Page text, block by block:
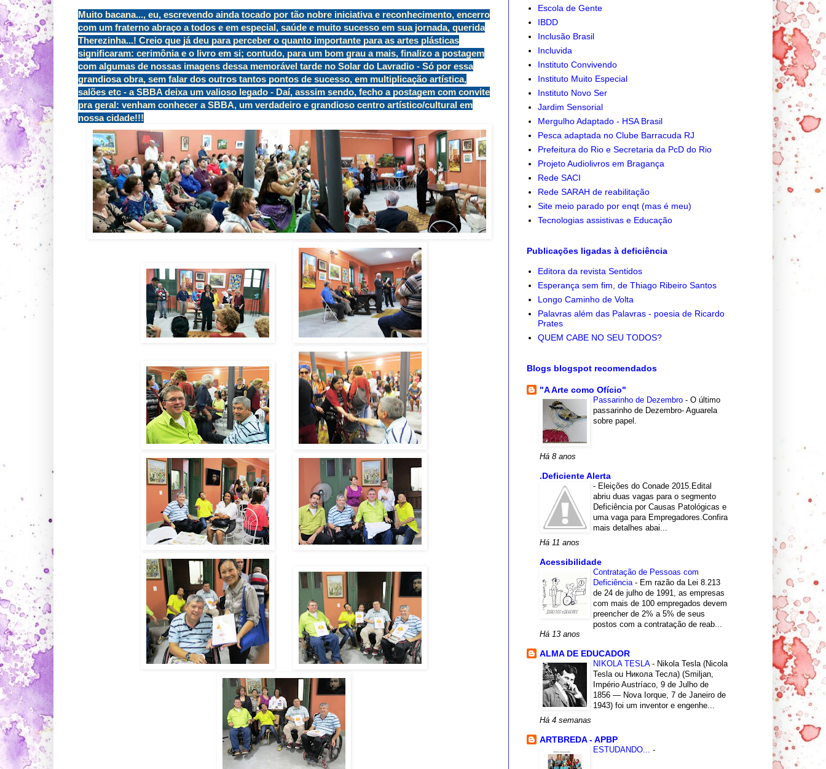
Muito bacana..., eu, escrevendo ainda tocado por tão nobre iniciativa e reconhecimento, encerro
com um fraterno abraço a todos e em especial, saúde e muito sucesso em sua jornada, querida
Therezinha...! Creio que já deu para perceber o quanto importante para as artes plásticas
significaram: cerimônia e o livro em si; contudo, para um bom grau a mais, finalizo a postagem
com algumas de nossas imagens dessa memorável tarde no Solar do Lavradio - Só por essa
grandiosa obra, sem falar dos outros tantos pontos de sucesso, em multiplicação artística,
salões etc - a SBBA deixa um valioso legado - Daí, asssim sendo, fecho a postagem com convite
pra geral: venham conhecer a SBBA, um verdadeiro e grandioso centro artístico/cultural em
nossa cidade!!!
Escola de Gente
IBDD
Inclusão Brasil
Incluvida
Instituto Convivendo
Instituto Muito Especial
Instituto Novo Ser
Jardim Sensorial
Mergulho Adaptado - HSA Brasil
Pesca adaptada no Clube Barracuda RJ
Prefeitura do Rio e Secretaria da PcD do Rio
Projeto Audiolivros em Bragança
Rede SACI
Rede SARAH de reabilitação
Site meio parado por enqt (mas é meu)
Tecnologias assistivas e Educação
Publicações ligadas à deficiência
Editora da revista Sentidos
Esperança sem fim, de Thiago Ribeiro Santos
Longo Caminho de Volta
Palavras além das Palavras - poesia de Ricardo
Prates
QUEM CABE NO SEU TODOS?
Blogs blogspot recomendados
"A Arte como Ofício"
Passarinho de Dezembro - O último
passarinho de Dezembro- Aguarela
sobre papel.
Há 8 anos
.Deficiente Alerta
- Eleições do Conade 2015.Edital
abriu duas vagas para o segmento
Deficiência por Causas Patológicas e
uma vaga para Empregadores.Confira
mais detalhes abai...
Há 11 anos
Acessibilidade
Contratação de Pessoas com
Deficiência - Em razão da Lei 8.213
de 24 de julho de 1991, as empresas
com mais de 100 empregados devem
preencher de 2% a 5% de seus
postos com a contratação de reab...
Há 13 anos
ALMA DE EDUCADOR
NIKOLA TESLA - Nikola Tesla (Nicola
Tesla ou Никола Тесла) (Smiljan,
Império Austríaco, 9 de Julho de
1856 — Nova Iorque, 7 de Janeiro de
1943) foi um inventor e engenhe...
Há 4 semanas
ARTBREDA - APBP
ESTUDANDO... -